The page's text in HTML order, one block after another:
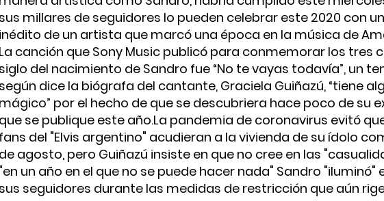
sus millares de seguidores lo pueden celebrar este 2020 con
inédito de un artista que marcó una época en la música de
La canción que Sony Music publicó para conmemorar los tres
siglo del nacimiento de Sandro fue “No te vayas todavía”, un
según dice la biógrafa del cantante, Graciela Guiñazú, “tiene
mágico” por el hecho de que se descubriera hace poco de su
que se publique este año.La pandemia de coronavirus evitó
fans del "Elvis argentino" acudieran a la vivienda de su ídolo
de agosto, pero Guiñazú insiste en que no cree en las
"en un año en el que no se puede hacer nada" Sandro
sus seguidores durante las medidas de restricción que aún